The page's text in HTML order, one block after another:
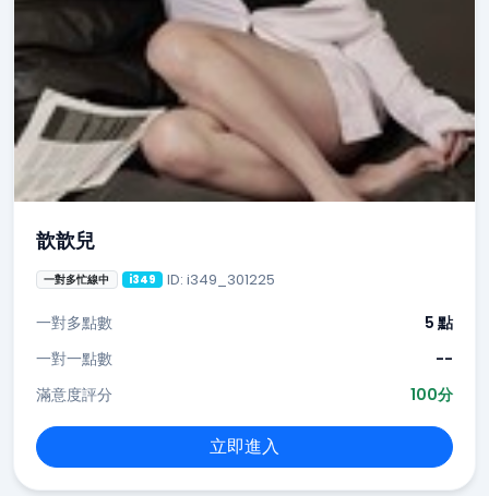
歆歆兒
一對多忙線中 i349 ID: i349_301225
一對多點數
5 點
一對一點數
--
滿意度評分
100分
立即進入